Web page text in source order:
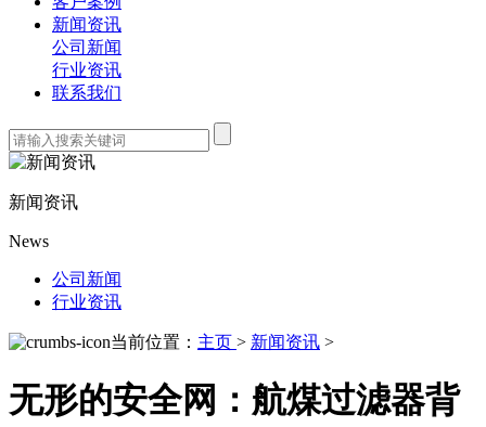
新闻资讯
公司新闻
行业资讯
联系我们
新闻资讯
News
公司新闻
行业资讯
当前位置： 主页 > 新闻资讯 >
无形的安全网：航煤过滤器背